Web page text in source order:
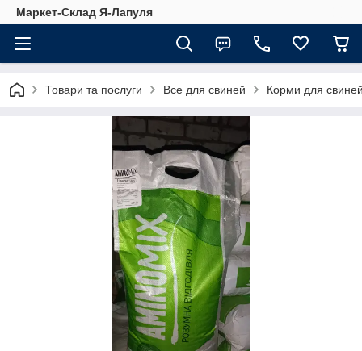
Маркет-Склад Я-Лапуля
Товари та послуги Все для свиней Корми для